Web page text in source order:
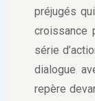
préjugés
croissance
série
dialogue
repère